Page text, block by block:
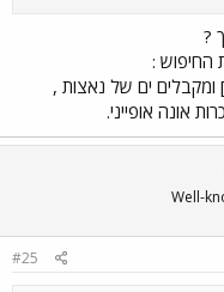
?
החיפוש :
ומקבלים ים של נאצות ,
אונה אופייני.
Well-
#25